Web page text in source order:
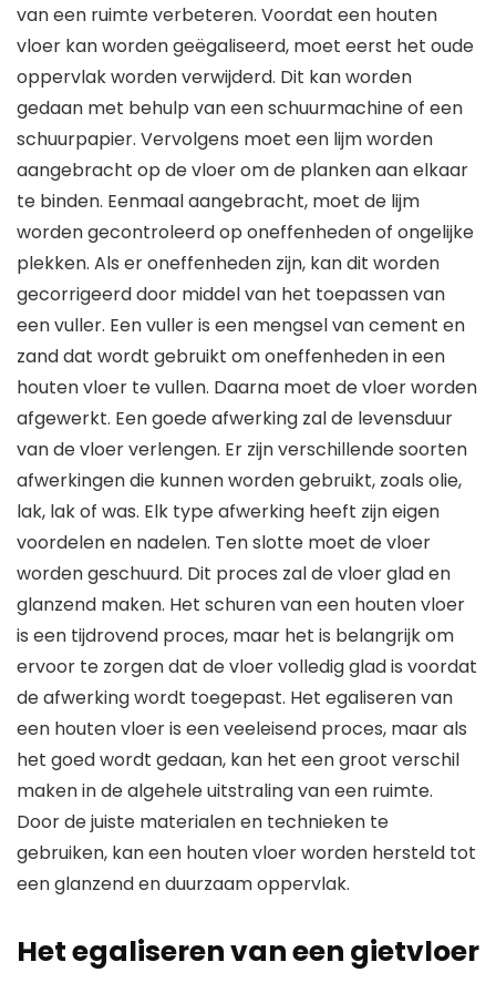
van een ruimte verbeteren. Voordat een houten
vloer kan worden geëgaliseerd, moet eerst het oude
oppervlak worden verwijderd. Dit kan worden
gedaan met behulp van een schuurmachine of een
schuurpapier. Vervolgens moet een lijm worden
aangebracht op de vloer om de planken aan elkaar
te binden. Eenmaal aangebracht, moet de lijm
worden gecontroleerd op oneffenheden of ongelijke
plekken. Als er oneffenheden zijn, kan dit worden
gecorrigeerd door middel van het toepassen van
een vuller. Een vuller is een mengsel van cement en
zand dat wordt gebruikt om oneffenheden in een
houten vloer te vullen. Daarna moet de vloer worden
afgewerkt. Een goede afwerking zal de levensduur
van de vloer verlengen. Er zijn verschillende soorten
afwerkingen die kunnen worden gebruikt, zoals olie,
lak, lak of was. Elk type afwerking heeft zijn eigen
voordelen en nadelen. Ten slotte moet de vloer
worden geschuurd. Dit proces zal de vloer glad en
glanzend maken. Het schuren van een houten vloer
is een tijdrovend proces, maar het is belangrijk om
ervoor te zorgen dat de vloer volledig glad is voordat
de afwerking wordt toegepast. Het egaliseren van
een houten vloer is een veeleisend proces, maar als
het goed wordt gedaan, kan het een groot verschil
maken in de algehele uitstraling van een ruimte.
Door de juiste materialen en technieken te
gebruiken, kan een houten vloer worden hersteld tot
een glanzend en duurzaam oppervlak.
Het egaliseren van een gietvloer